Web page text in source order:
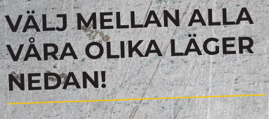
VÄLJ MELLAN ALLA
VÅRA OLIKA LÄGER
NEDAN!